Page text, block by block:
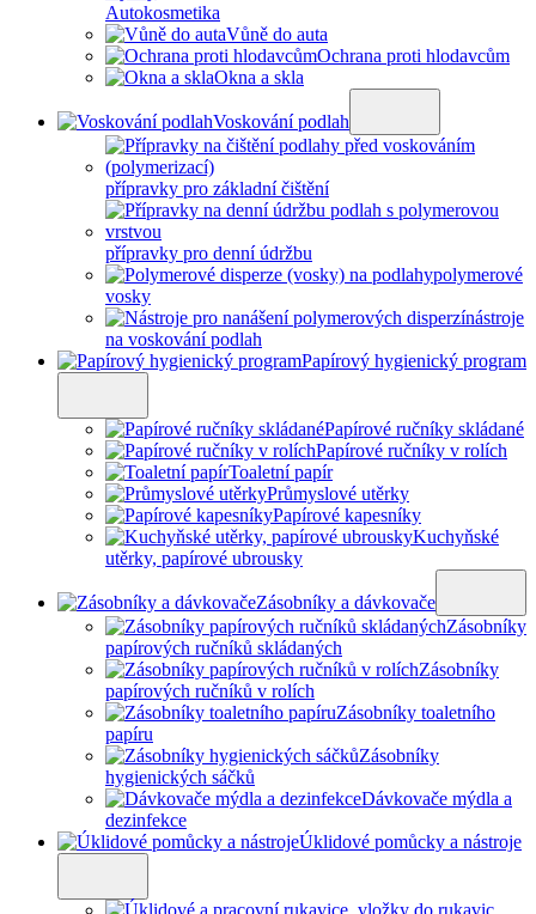
Autokosmetika
Vůně do auta
Ochrana proti hlodavcům
Okna a skla
Voskování podlah
přípravky pro základní čištění
přípravky pro denní údržbu
polymerové
vosky
nástroje
na voskování podlah
Papírový hygienický program
Papírové ručníky skládané
Papírové ručníky v rolích
Toaletní papír
Průmyslové utěrky
Papírové kapesníky
Kuchyňské
utěrky, papírové ubrousky
Zásobníky a dávkovače
Zásobníky
papírových ručníků skládaných
Zásobníky
papírových ručníků v rolích
Zásobníky toaletního
papíru
Zásobníky
hygienických sáčků
Dávkovače mýdla a
dezinfekce
Úklidové pomůcky a nástroje